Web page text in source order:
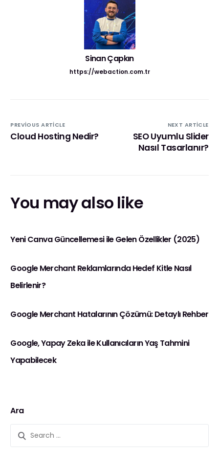
Sinan Çapkın
https://webaction.com.tr
PREVIOUS ARTICLE
Cloud Hosting Nedir?
NEXT ARTICLE
SEO Uyumlu Slider
Nasıl Tasarlanır?
You may also like
Yeni Canva Güncellemesi ile Gelen Özellikler (2025)
Google Merchant Reklamlarında Hedef Kitle Nasıl
Belirlenir?
Google Merchant Hatalarının Çözümü: Detaylı Rehber
Google, Yapay Zeka ile Kullanıcıların Yaş Tahmini
Yapabilecek
Ara